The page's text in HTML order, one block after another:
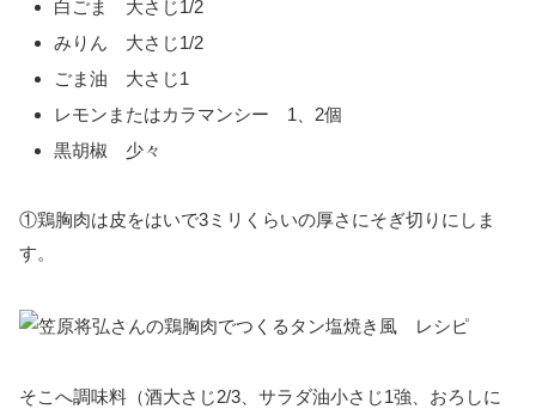
白ごま 大さじ1/2
みりん 大さじ1/2
ごま油 大さじ1
レモンまたはカラマンシー 1、2個
黒胡椒 少々
①鶏胸肉は皮をはいで3ミリくらいの厚さにそぎ切りにしま
す。
そこへ調味料（酒大さじ2/3、 サラダ油小さじ1強、おろしに